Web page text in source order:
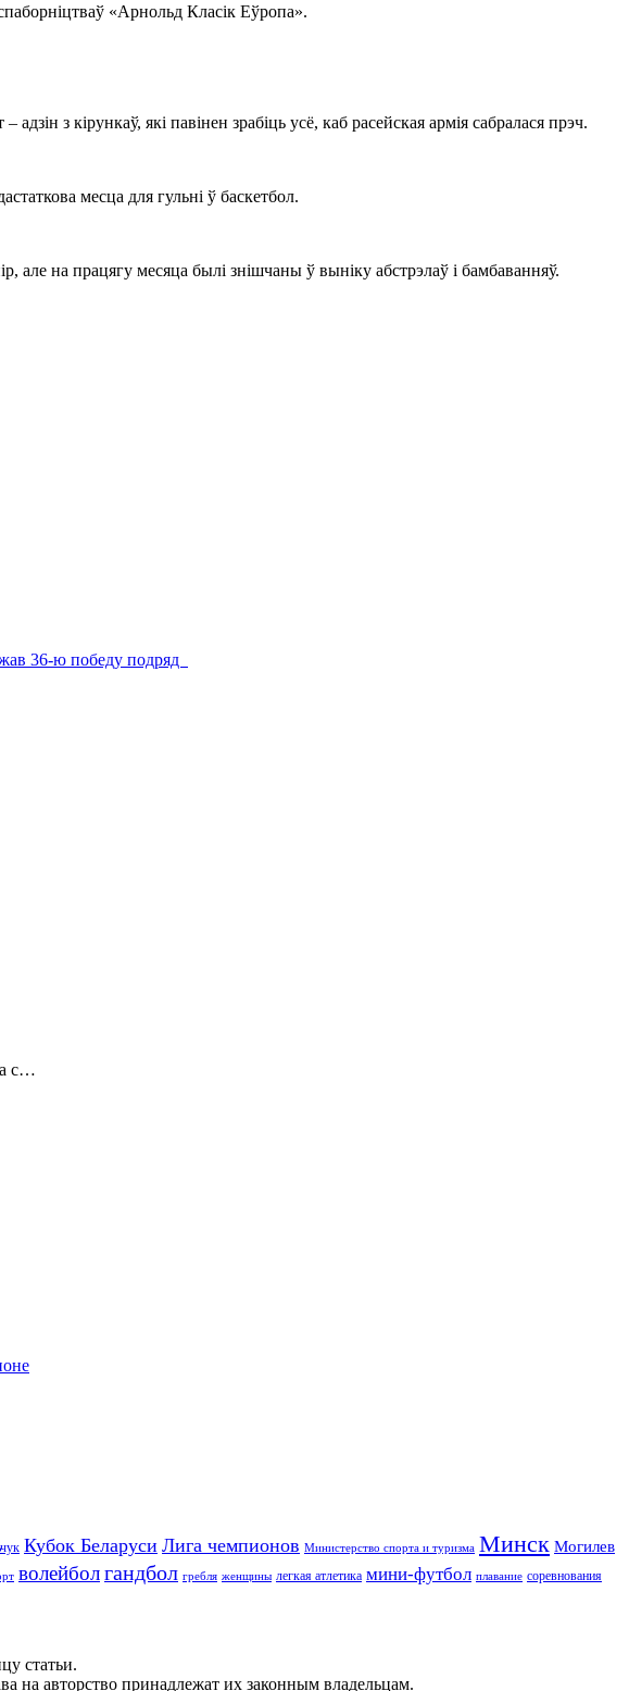
«Арнольд Класік Еўропа».
з кірункаў, які павінен зрабіць усё, каб расейская армія сабралася прэч.
месца для гульні ў баскетбол.
на працягу месяца былі знішчаны ў выніку абстрэлаў і бамбаванняў.
36-ю победу подряд
с…
Кубок Беларуси Лига чемпионов Министерство спорта и туризма Минск Могилев
волейболгандбол гребля женщины легкая атлетика мини-футбол плавание соревнования
статьи.
на авторство принадлежат их законным владельцам.